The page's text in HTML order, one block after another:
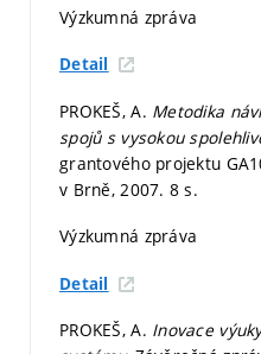
Výzkumná zpráva
Detail
PROKEŠ, A. Metodika
spojů s vysokou
grantového projektu
v Brně, 2007. 8 s.
Výzkumná zpráva
Detail
PROKEŠ, A. Inovace